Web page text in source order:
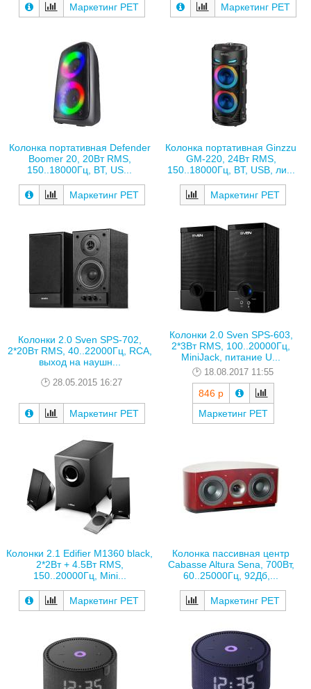
Маркетинг РЕТ Маркетинг РЕТ
Колонка портативная Defender
Boomer 20, 20Вт RMS,
150..18000Гц, BT, US...
Маркетинг РЕТ
Колонка портативная Ginzzu
GM-220, 24Вт RMS,
150..18000Гц, BT, USB, ли...
Маркетинг РЕТ
Колонки 2.0 Sven SPS-702,
2*20Вт RMS, 40..22000Гц, RCA,
выход на наушн...
28.05.2015 16:27
Маркетинг РЕТ
Колонки 2.0 Sven SPS-603,
2*3Вт RMS, 100..20000Гц,
MiniJack, питание U...
18.08.2017 11:55
846 р
Маркетинг РЕТ
Колонки 2.1 Edifier M1360 black,
2*2Вт + 4.5Вт RMS,
150..20000Гц, Mini...
Маркетинг РЕТ
Колонка пассивная центр
Cabasse Altura Sena, 700Вт,
60..25000Гц, 92Дб,...
Маркетинг РЕТ